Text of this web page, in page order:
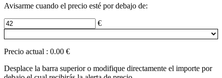
Avisarme cuando el precio esté por debajo de:
€
Precio actual : 0.00 €
Desplace la barra superior o modifique directamente el importe por